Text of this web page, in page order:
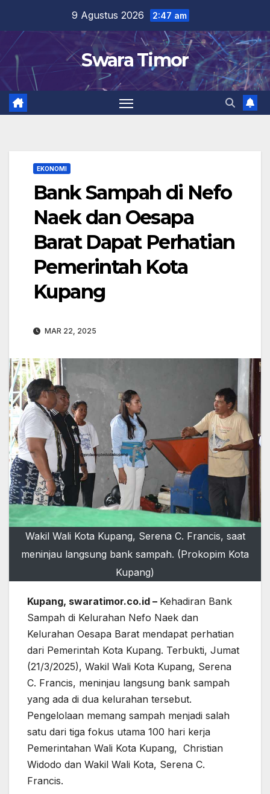
content
9 Agustus 2026 2:47 am
Swara Timor
EKONOMI
Bank Sampah di Nefo
Naek dan Oesapa
Barat Dapat Perhatian
Pemerintah Kota
Kupang
MAR 22, 2025
Wakil Wali Kota Kupang, Serena C. Francis, saat
meninjau langsung bank sampah. (Prokopim Kota
Kupang)
Kupang, swaratimor.co.id – Kehadiran Bank
Sampah di Kelurahan Nefo Naek dan
Kelurahan Oesapa Barat mendapat perhatian
dari Pemerintah Kota Kupang. Terbukti, Jumat
(21/3/2025), Wakil Wali Kota Kupang, Serena
C. Francis, meninjau langsung bank sampah
yang ada di dua kelurahan tersebut.
Pengelolaan memang sampah menjadi salah
satu dari tiga fokus utama 100 hari kerja
Pemerintahan Wali Kota Kupang, Christian
Widodo dan Wakil Wali Kota, Serena C.
Francis.